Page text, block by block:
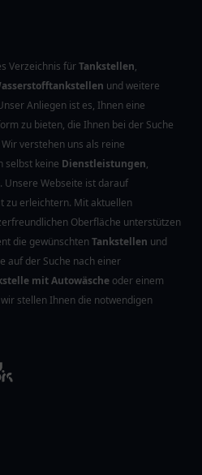
Verzeichnis fürTankstellen,
und weitere
Anliegen ist es, Ihnen eine
zu bieten, die Ihnen bei der Suche
verstehen uns als reine
selbst keine Dienstleistungen,
Unsere Webseite ist darauf
zu erleichtern. Mit aktuellen
Oberfläche unterstützen
die gewünschtenTankstellen und
auf der Suche nach einer
mit Autowäsche oder einem
wir stellen Ihnen die notwendigen